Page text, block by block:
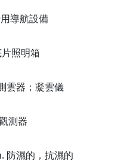
導航設備
照明箱
雲器；凝雲儀
測器
防濕的，抗濕的